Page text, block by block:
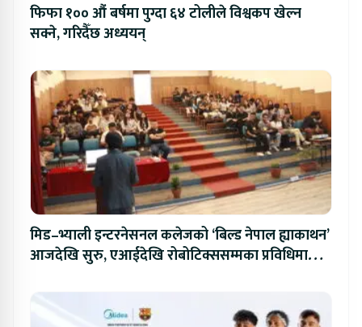
फिफा १०० औं बर्षमा पुग्दा ६४ टोलीले विश्वकप खेल्न
सक्ने, गरिदैँछ अध्ययन्
मिड–भ्याली इन्टरनेसनल कलेजको ‘बिल्ड नेपाल ह्याकाथन’
आजदेखि सुरु, एआईदेखि रोबोटिक्ससम्मका प्रविधिमा